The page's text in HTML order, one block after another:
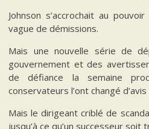
Johnson s’accrochait au
vague de démissions.
Mais une nouvelle série de
gouvernement et des
de défiance la semaine
conservateurs l’ont changé
Mais le dirigeant criblé de
jusqu’à ce qu’un successeur soit